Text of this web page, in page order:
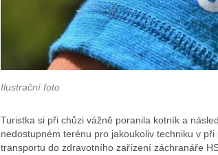
Ilustrační foto
Turistka si při chůzi vážně poranila kotník a
nedostupném terénu pro jakoukoliv techniku v
transportu do zdravotního zařízení záchranáře